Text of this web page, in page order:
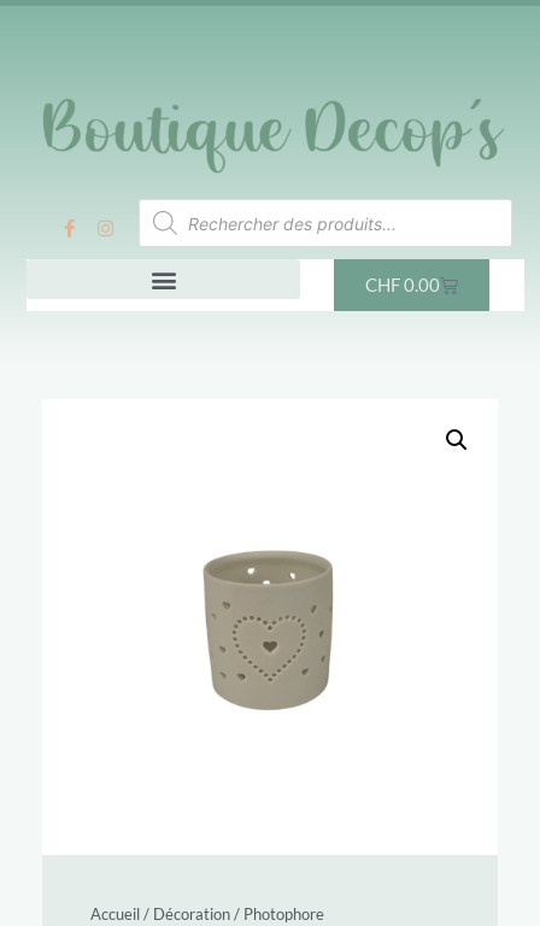
CHF0.00
Accueil/ Décoration/ Photophore